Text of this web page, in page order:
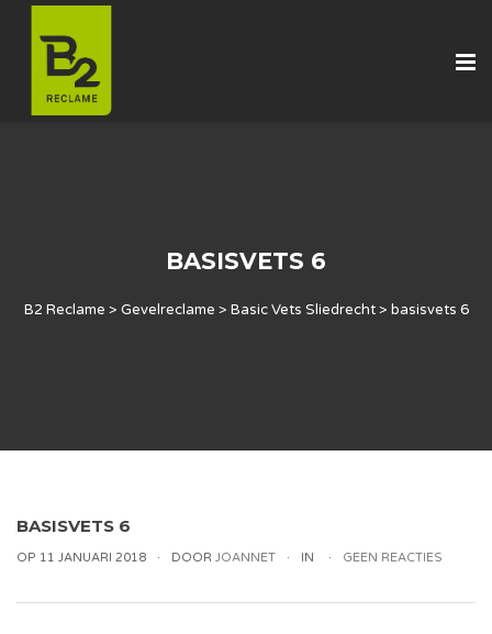
BASISVETS 6
B2 Reclame > Gevelreclame > Basic Vets Sliedrecht> basisvets 6
BASISVETS 6
OP 11 JANUARI 2018 DOOR JOANNET IN GEEN REACTIES